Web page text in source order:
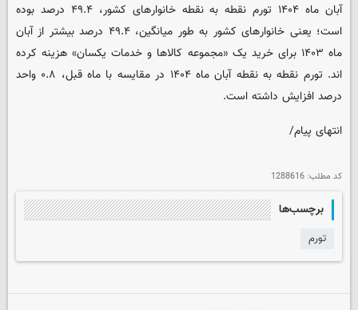
آبان ماه ۱۴۰۴ تورم نقطه به نقطه خانوارهای کشور، ۴۹.۴ درصد بوده
است؛ یعنی خانوارهای کشور به طور میانگین، ۴۹.۴ درصد بیشتر از آبان
ماه ۱۴۰۳ برای خرید یک «مجموعه کالاها و خدمات یکسان» هزینه کرده
اند. تورم نقطه به نقطه آبان ماه ۱۴۰۴ در مقایسه با ماه قبل، ۰.۸ واحد
درصد افزایش داشته است.
انتهای پیام/
کد مطلب: 1288616
برچسب‌ها
تورم